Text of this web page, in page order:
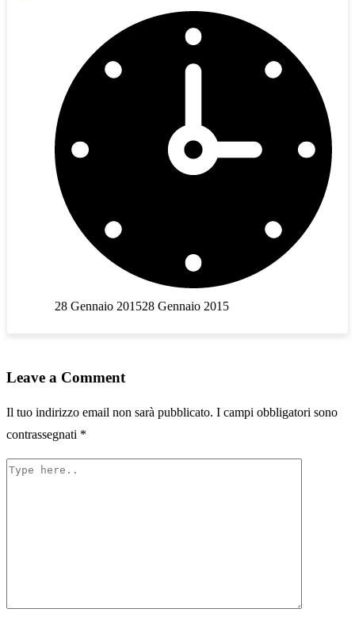
28 Gennaio 201528 Gennaio 2015
Leave a Comment
Il tuo indirizzo email non sarà pubblicato. I campi obbligatori sono
contrassegnati *
Type